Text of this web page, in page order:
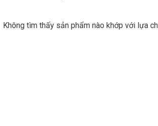
Không tìm thấy sản phẩm nào khớp với lựa